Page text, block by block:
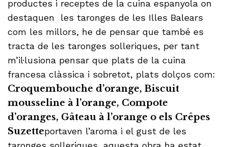
productes i receptes de la cuina espanyola on
destaquen les taronges de les Illes Balears
com les millors, he de pensar que també es
tracta de les taronges solleriques, per tant
m’il·lusiona pensar que plats de la cuina
francesa clàssica i sobretot, plats dolços com:
Croquembouche d’orange, Biscuit
mousseline à l’orange, Compote
d’oranges, Gâteau à l’orange o els Crêpes
Suzetteportaven l’aroma i el gust de les